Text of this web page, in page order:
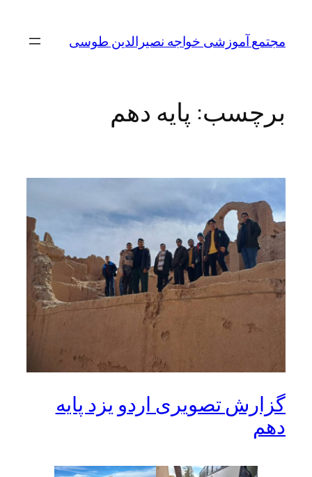
مجتمع آموزشی خواجه نصیرالدین طوسی
برچسب: پایه دهم
گزارش تصویری اردو یزد پایه
دهم